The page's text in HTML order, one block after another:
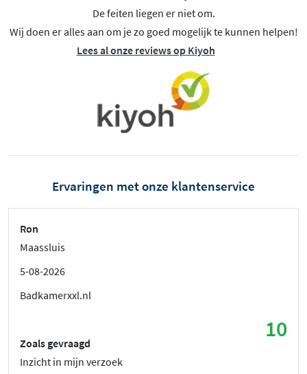
De feiten liegen er niet om.
Wij doen er alles aan om je zo goed mogelijk te kunnen helpen!
Lees al onze reviews op Kiyoh
Ervaringen met onze klantenservice
Ron
Maassluis
5-08-2026
Badkamerxxl.nl
10
Zoals gevraagd
Inzicht in mijn verzoek